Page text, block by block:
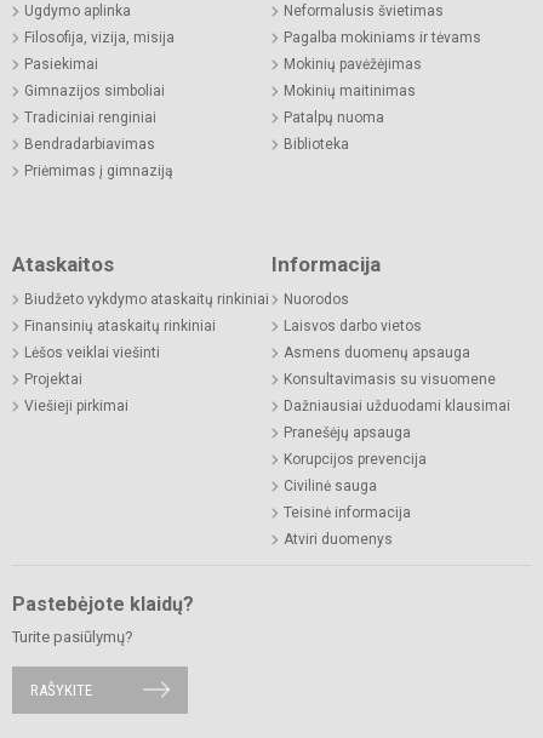
Ugdymo aplinka
Filosofija, vizija, misija
Pasiekimai
Gimnazijos simboliai
Tradiciniai renginiai
Bendradarbiavimas
Priėmimas į gimnaziją
Neformalusis švietimas
Pagalba mokiniams ir tėvams
Mokinių pavėžėjimas
Mokinių maitinimas
Patalpų nuoma
Biblioteka
Ataskaitos
Biudžeto vykdymo ataskaitų rinkiniai
Finansinių ataskaitų rinkiniai
Lėšos veiklai viešinti
Projektai
Viešieji pirkimai
Informacija
Nuorodos
Laisvos darbo vietos
Asmens duomenų apsauga
Konsultavimasis su visuomene
Dažniausiai užduodami klausimai
Pranešėjų apsauga
Korupcijos prevencija
Civilinė sauga
Teisinė informacija
Atviri duomenys
Pastebėjote klaidų?
Turite pasiūlymų?
RAŠYKITE